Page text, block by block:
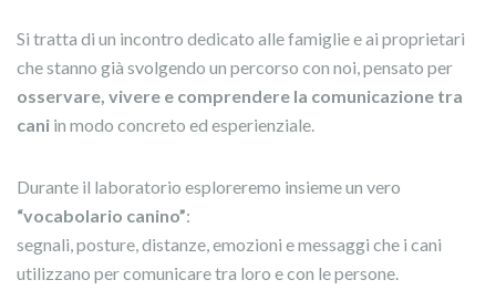
Si tratta di un incontro dedicato alle famiglie e ai proprietari
che stanno già svolgendo un percorso con noi, pensato per
osservare, vivere e comprendere la comunicazione tra
cani in modo concreto ed esperienziale.
Durante il laboratorio esploreremo insieme un vero
“vocabolario canino”:
segnali, posture, distanze, emozioni e messaggi che i cani
utilizzano per comunicare tra loro e con le persone.